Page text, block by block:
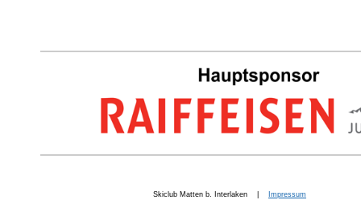
Skiclub Matten b. Interlaken | Impressum